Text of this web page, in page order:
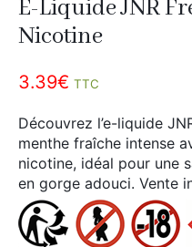
E-Liquide JNR
Nicotine
3.39€ TTC
Découvrez l’e-liquide
menthe fraîche intense
nicotine, idéal pour une
en gorge adouci. Vente
100ml
Salé
Sucré